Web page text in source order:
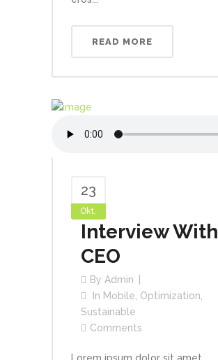
READ MORE
23
Okt.
Interview With
CEO
By Admin
In Mobile, Optimization,
Sustainable
Comments